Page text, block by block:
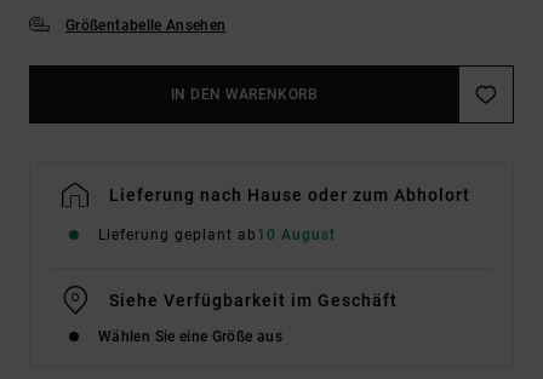
Größentabelle Ansehen
IN DEN WARENKORB
Lieferung nach Hause oder zum Abholort
Lieferung geplant ab 10 August
Siehe Verfügbarkeit im Geschäft
Wählen Sie eine Größe aus